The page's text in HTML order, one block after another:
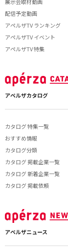
配信予定動画
アペルザTV ランキング
アペルザTV イベント
アペルザTV 特集
アペルザカタログ
カタログ 特集一覧
おすすめ情報
カタログ分類
カタログ 掲載企業一覧
カタログ 新着企業一覧
カタログ 掲載依頼
アペルザニュース